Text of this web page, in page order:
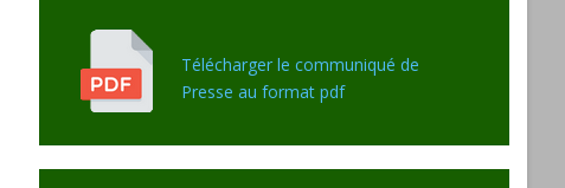
Télécharger le communiqué de
Presse au format pdf